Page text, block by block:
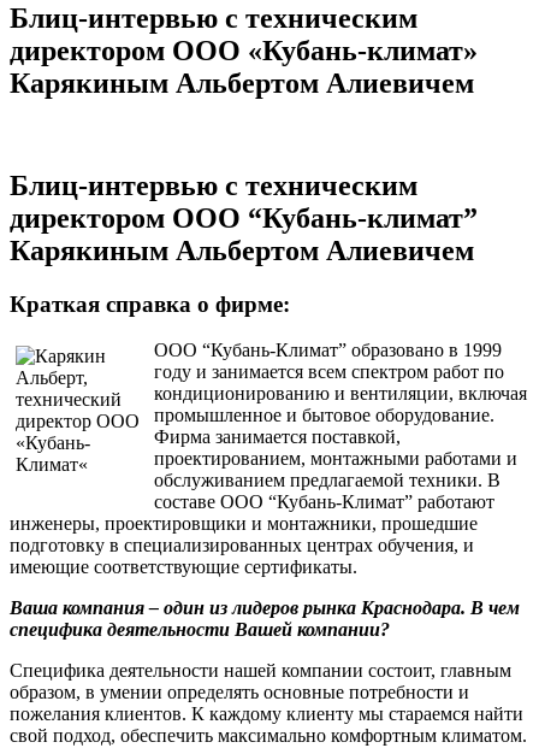
Блиц-интервью с техническим
директором ООО «Кубань-климат»
Карякиным Альбертом Алиевичем
Блиц-интервью с техническим
директором ООО “Кубань-климат”
Карякиным Альбертом Алиевичем
Краткая справка о фирме:
ООО “Кубань-Климат” образовано в 1999
году и занимается всем спектром работ по
кондиционированию и вентиляции, включая
промышленное и бытовое оборудование.
Фирма занимается поставкой,
проектированием, монтажными работами и
обслуживанием предлагаемой техники. В
составе ООО “Кубань-Климат” работают
инженеры, проектировщики и монтажники, прошедшие
подготовку в специализированных центрах обучения, и
имеющие соответствующие сертификаты.
Ваша компания – один из лидеров рынка Краснодара. В чем
специфика деятельности Вашей компании?
Специфика деятельности нашей компании состоит, главным
образом, в умении определять основные потребности и
пожелания клиентов. К каждому клиенту мы стараемся найти
свой подход, обеспечить максимально комфортным климатом.